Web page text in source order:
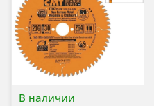
В наличии